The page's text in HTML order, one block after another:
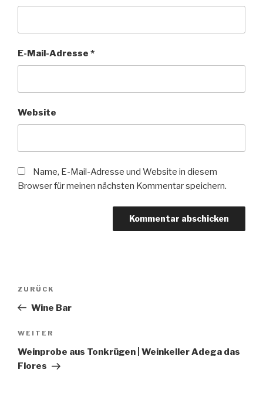
E-Mail-Adresse *
Website
Name, E-Mail-Adresse und Website in diesem
Browser für meinen nächsten Kommentar speichern.
Beitragsnavigation
Vorheriger
Beitrag
ZURÜCK
Wine Bar
Nächster
Beitrag
WEITER
Weinprobe aus Tonkrügen | Weinkeller Adega das
Flores